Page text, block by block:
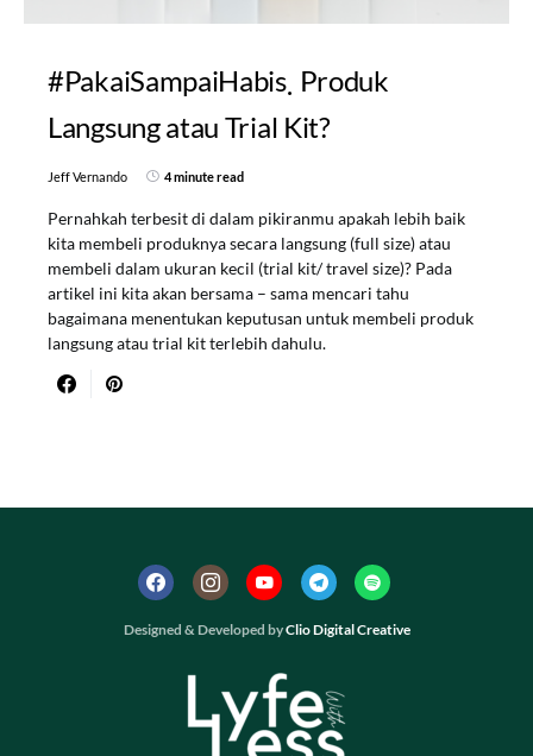
#PakaiSampaiHabis Produk
Langsung atau Trial Kit?
Jeff Vernando 4 minute read
Pernahkah terbesit di dalam pikiranmu apakah lebih baik
kita membeli produknya secara langsung (full size) atau
membeli dalam ukuran kecil (trial kit/ travel size)? Pada
artikel ini kita akan bersama – sama mencari tahu
bagaimana menentukan keputusan untuk membeli produk
langsung atau trial kit terlebih dahulu.
Designed & Developed byClio Digital Creative